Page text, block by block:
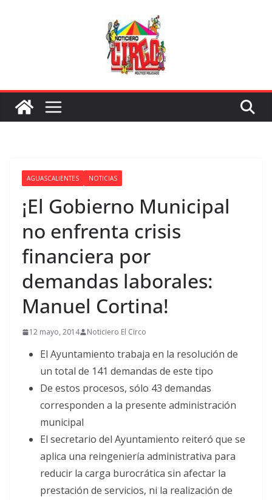
AGUASCALIENTES NOTICIAS
¡El Gobierno Municipal
no enfrenta crisis
financiera por
demandas laborales:
Manuel Cortina!
12 mayo, 2014 Noticiero El Circo
El Ayuntamiento trabaja en la resolución de
un total de 141 demandas de este tipo
De estos procesos, sólo 43 demandas
corresponden a la presente administración
municipal
El secretario del Ayuntamiento reiteró que se
aplica una reingeniería administrativa para
reducir la carga burocrática sin afectar la
prestación de servicios, ni la realización de